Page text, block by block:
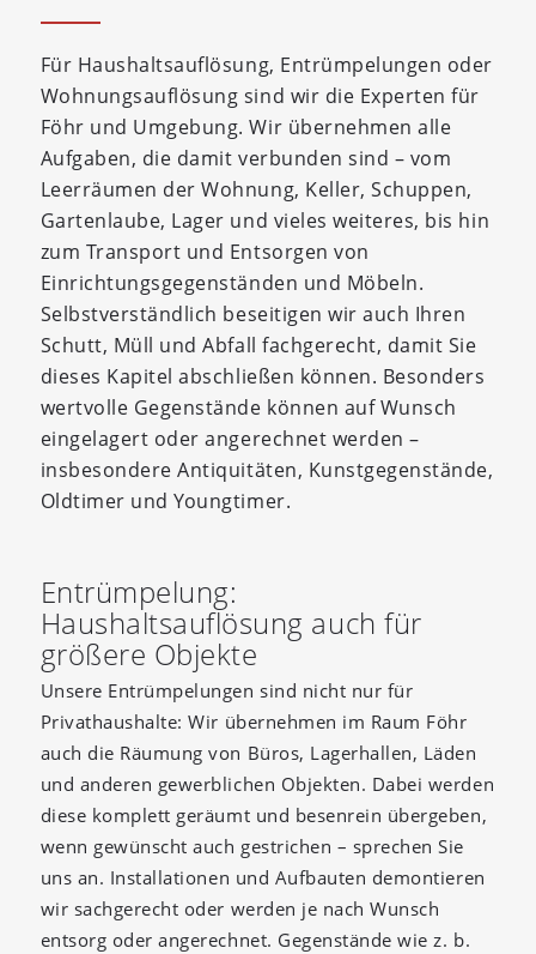
Für Haushaltsauflösung, Entrümpelungen oder
Wohnungsauflösung sind wir die Experten für
Föhr und Umgebung. Wir übernehmen alle
Aufgaben, die damit verbunden sind – vom
Leerräumen der Wohnung, Keller, Schuppen,
Gartenlaube, Lager und vieles weiteres, bis hin
zum Transport und Entsorgen von
Einrichtungsgegenständen und Möbeln.
Selbstverständlich beseitigen wir auch Ihren
Schutt, Müll und Abfall fachgerecht, damit Sie
dieses Kapitel abschließen können. Besonders
wertvolle Gegenstände können auf Wunsch
eingelagert oder angerechnet werden –
insbesondere Antiquitäten, Kunstgegenstände,
Oldtimer und Youngtimer.
Entrümpelung:
Haushaltsauflösung auch für
größere Objekte
Unsere Entrümpelungen sind nicht nur für
Privathaushalte: Wir übernehmen im Raum Föhr
auch die Räumung von Büros, Lagerhallen, Läden
und anderen gewerblichen Objekten. Dabei werden
diese komplett geräumt und besenrein übergeben,
wenn gewünscht auch gestrichen – sprechen Sie
uns an. Installationen und Aufbauten demontieren
wir sachgerecht oder werden je nach Wunsch
entsorg oder angerechnet. Gegenstände wie z. b.